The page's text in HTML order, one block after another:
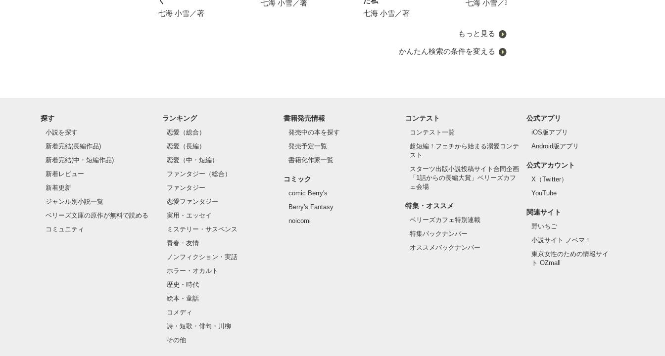
七海 小雪／著
七海 小雪／著
七海 小雪／著
七海 小雪／著
もっと見る
かんたん検索の条件を変える
探す
小説を探す
新着完結(長編作品)
新着完結(中・短編作品)
新着レビュー
新着更新
ジャンル別小説一覧
ベリーズ文庫の原作が無料で読める
コミュニティ
ランキング
恋愛（総合）
恋愛（長編）
恋愛（中・短編）
ファンタジー（総合）
ファンタジー
恋愛ファンタジー
実用・エッセイ
ミステリー・サスペンス
青春・友情
ノンフィクション・実話
ホラー・オカルト
歴史・時代
絵本・童話
コメディ
詩・短歌・俳句・川柳
その他
書籍発売情報
発売中の本を探す
発売予定一覧
書籍化作家一覧
コミック
comic Berry's
Berry's Fantasy
noicomi
コンテスト
コンテスト一覧
超短編！フェチから始まる溺愛コンテ
スト
スターツ出版小説投稿サイト合同企画
「1話からの長編大賞」ベリーズカフ
ェ会場
特集・オススメ
ベリーズカフェ特別連載
特集バックナンバー
オススメバックナンバー
公式アプリ
iOS版アプリ
Android版アプリ
公式アカウント
X（Twitter）
YouTube
関連サイト
野いちご
小説サイト ノベマ！
東京女性のための情報サイ
ト OZmall